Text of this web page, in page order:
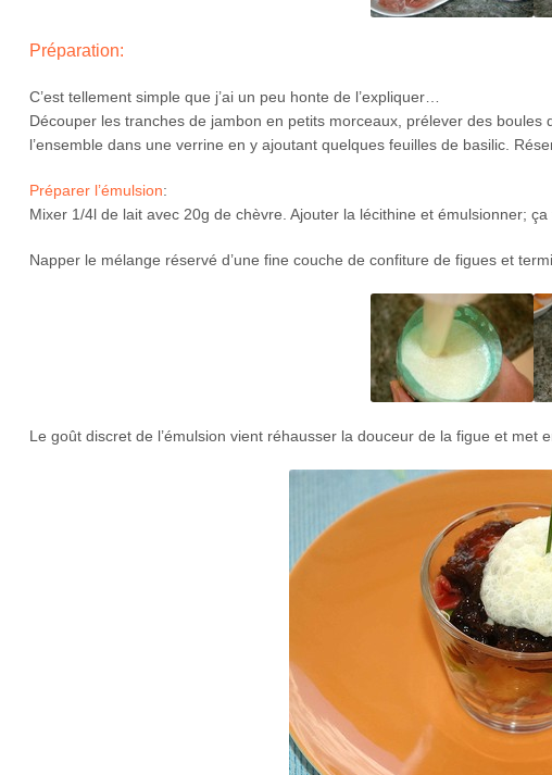
Préparation:
C’est tellement simple que j’ai un peu honte de l’expliquer…
Découper les tranches de jambon en petits morceaux, prélever des boules
l’ensemble dans une verrine en y ajoutant quelques feuilles de basilic.
Préparer l’émulsion:
Mixer 1/4l de lait avec 20g de chèvre. Ajouter la lécithine et émulsionner;
Napper le mélange réservé d’une fine couche de confiture de figues et
Le goût discret de l’émulsion vient réhausser la douceur de la figue et met